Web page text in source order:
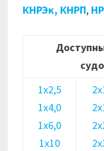
КНРЭк, КНРП,
1х2,5
1х4,0
1х6,0
1х10